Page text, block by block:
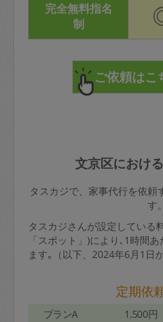
完全無料指名
制
文京区におけ
タスカジで、家事代行を依頼
す。
タスカジさんが設定している
「スポット」)により､1時間
ます｡（以下、2024年6月1日
定期依
プランA 1,500円